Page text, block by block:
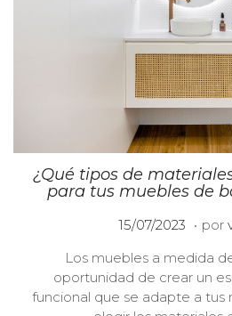
¿Qué tipos de
para tus muebles de
P
b
l
i
15/07/2023
/
0
1
. por
Los muebles a medida
oportunidad de crear un
funcional que se adapte a tus